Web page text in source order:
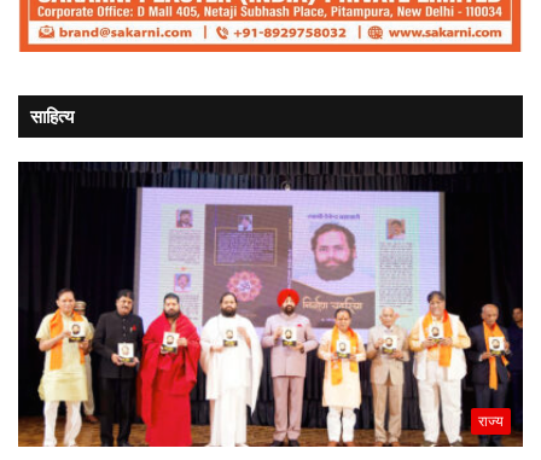
साहित्य
राज्य